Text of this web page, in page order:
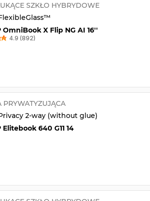
SZKŁO HYBRYDOWE
OmniBook X Flip NG AI 16''
4.9 (892)
PRYWATYZUJĄCA
2-way (without glue)
Elitebook 640 G11 14